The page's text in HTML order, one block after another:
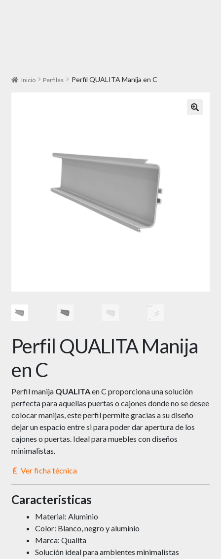
Inicio Perfiles Perfil QUALITA Manija en C
Perfil QUALITA Manija
en C
Perfil manija QUALITAen C proporciona una solución
perfecta para aquellas puertas o cajones donde no se desee
colocar manijas, este perfil permite gracias a su diseño
dejar un espacio entre si para poder dar apertura de los
cajones o puertas. Ideal para muebles con diseños
minimalistas.
📄 Ver ficha técnica
Caracteristicas
Material: Aluminio
Color: Blanco, negro y aluminio
Marca: Qualita
Solución ideal para ambientes minimalistas